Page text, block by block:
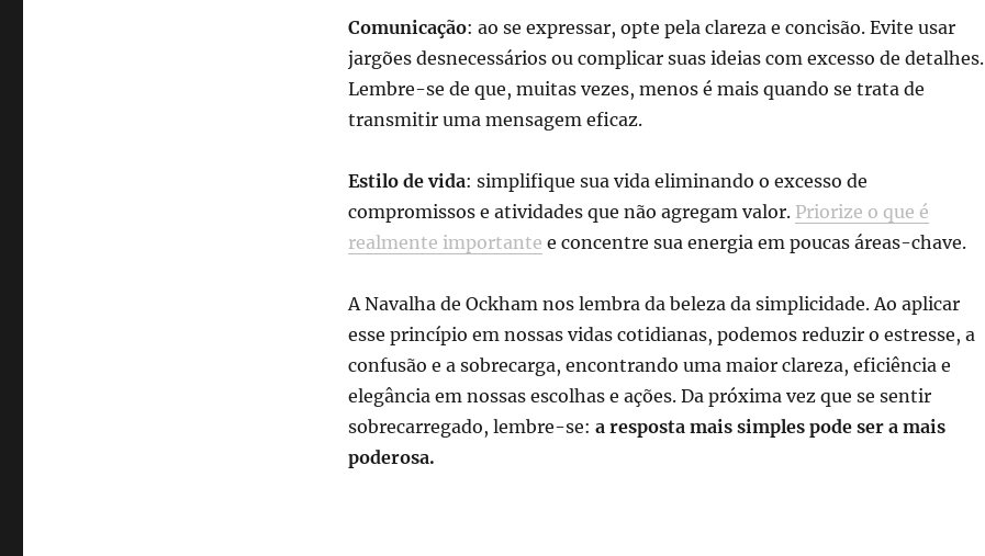
Comunicação: ao se expressar, opte pela clareza e concisão. Evite usar
jargões desnecessários ou complicar suas ideias com excesso de detalhes.
Lembre-se de que, muitas vezes, menos é mais quando se trata de
transmitir uma mensagem eficaz.
Estilo de vida: simplifique sua vida eliminando o excesso de
compromissos e atividades que não agregam valor. Priorize o que é
realmente importante e concentre sua energia em poucas áreas-chave.
A Navalha de Ockham nos lembra da beleza da simplicidade. Ao aplicar
esse princípio em nossas vidas cotidianas, podemos reduzir o estresse, a
confusão e a sobrecarga, encontrando uma maior clareza, eficiência e
elegância em nossas escolhas e ações. Da próxima vez que se sentir
sobrecarregado, lembre-se: a resposta mais simples pode ser a mais
poderosa.